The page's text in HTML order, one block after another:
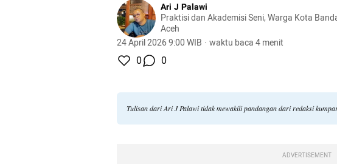
Ari J Palawi
Praktisi dan Akademisi Seni, Warga Kota
Aceh
24 April 2026 9:00 WIB · waktu baca 4 menit
0 0
Tulisan dari Ari J Palawi tidak mewakili pandangan dari redaksi
ADVERTISEMENT